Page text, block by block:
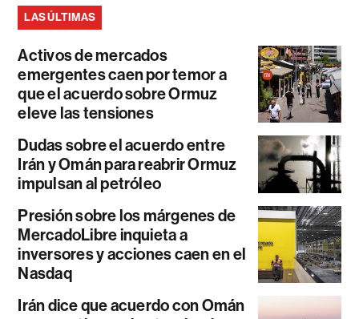
LAS ÚLTIMAS
Activos de mercados
emergentes caen por temor a
que el acuerdo sobre Ormuz
eleve las tensiones
Dudas sobre el acuerdo entre
Irán y Omán para reabrir Ormuz
impulsan al petróleo
Presión sobre los márgenes de
MercadoLibre inquieta a
inversores y acciones caen en el
Nasdaq
Irán dice que acuerdo con Omán